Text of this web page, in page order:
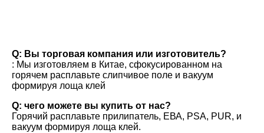
Q: Вы торговая компания или изготовитель?
: Мы изготовляем в Китае, сфокусированном на
горячем расплавьте слипчивое поле и вакуум
формируя лоща клей
Q: чего можете вы купить от нас?
Горячий расплавьте прилипатель, ЕВА, PSA, PUR, и
вакуум формируя лоща клей.